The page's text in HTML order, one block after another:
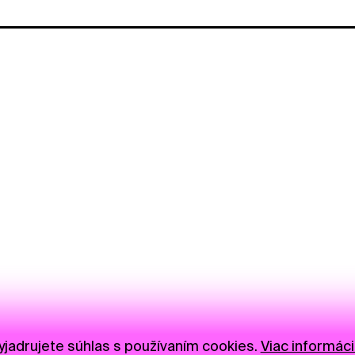
súhlas s používaním cookies. Viac